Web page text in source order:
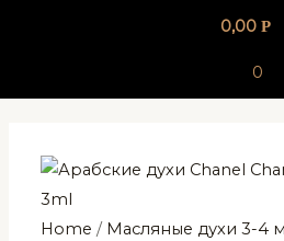
0,00 Р
0
Home / Масляные духи 3-4